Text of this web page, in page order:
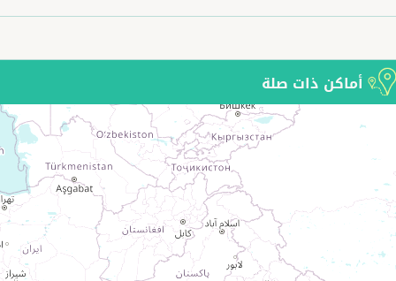
أماكن ذات صلة